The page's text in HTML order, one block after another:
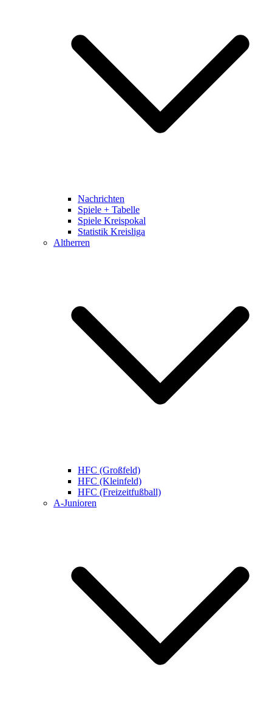
Nachrichten
Spiele + Tabelle
Spiele Kreispokal
Statistik Kreisliga
Altherren
HFC (Großfeld)
HFC (Kleinfeld)
HFC (Freizeitfußball)
A-Junioren